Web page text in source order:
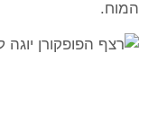
המוח.